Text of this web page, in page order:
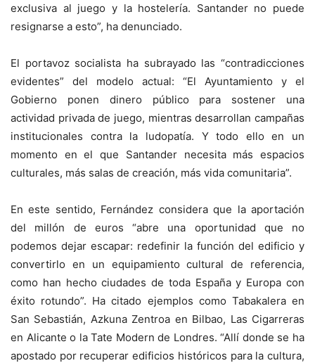
exclusiva al juego y la hostelería. Santander no puede
resignarse a esto”, ha denunciado.
El portavoz socialista ha subrayado las “contradicciones
evidentes” del modelo actual: “El Ayuntamiento y el
Gobierno ponen dinero público para sostener una
actividad privada de juego, mientras desarrollan campañas
institucionales contra la ludopatía. Y todo ello en un
momento en el que Santander necesita más espacios
culturales, más salas de creación, más vida comunitaria”.
En este sentido, Fernández considera que la aportación
del millón de euros “abre una oportunidad que no
podemos dejar escapar: redefinir la función del edificio y
convertirlo en un equipamiento cultural de referencia,
como han hecho ciudades de toda España y Europa con
éxito rotundo”. Ha citado ejemplos como Tabakalera en
San Sebastián, Azkuna Zentroa en Bilbao, Las Cigarreras
en Alicante o la Tate Modern de Londres. “Allí donde se ha
apostado por recuperar edificios históricos para la cultura,